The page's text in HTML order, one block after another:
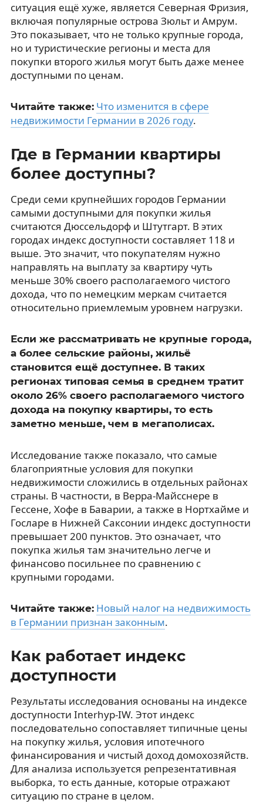
ситуация ещё хуже, является Северная Фризия,
включая популярные острова Зюльт и Амрум.
Это показывает, что не только крупные города,
но и туристические регионы и места для
покупки второго жилья могут быть даже менее
доступными по ценам.
Читайте также: Что изменится в сфере
недвижимости Германии в 2026 году.
Где в Германии квартиры
более доступны?
Среди семи крупнейших городов Германии
самыми доступными для покупки жилья
считаются Дюссельдорф и Штутгарт. В этих
городах индекс доступности составляет 118 и
выше. Это значит, что покупателям нужно
направлять на выплату за квартиру чуть
меньше 30% своего располагаемого чистого
дохода, что по немецким меркам считается
относительно приемлемым уровнем нагрузки.
Если же рассматривать не крупные города,
а более сельские районы, жильё
становится ещё доступнее. В таких
регионах типовая семья в среднем тратит
около 26% своего располагаемого чистого
дохода на покупку квартиры, то есть
заметно меньше, чем в мегаполисах.
Исследование также показало, что самые
благоприятные условия для покупки
недвижимости сложились в отдельных районах
страны. В частности, в Верра-Майсснере в
Гессене, Хофе в Баварии, а также в Нортхайме и
Госларе в Нижней Саксонии индекс доступности
превышает 200 пунктов. Это означает, что
покупка жилья там значительно легче и
финансово посильнее по сравнению с
крупными городами.
Читайте также: Новый налог на недвижимость
в Германии признан законным.
Как работает индекс
доступности
Результаты исследования основаны на индексе
доступности Interhyp-IW. Этот индекс
последовательно сопоставляет типичные цены
на покупку жилья, условия ипотечного
финансирования и чистый доход домохозяйств.
Для анализа используется репрезентативная
выборка, то есть данные, которые отражают
ситуацию по стране в целом.